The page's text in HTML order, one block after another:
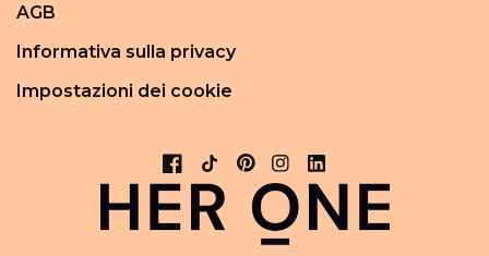
AGB
Informativa sulla privacy
Impostazioni dei cookie